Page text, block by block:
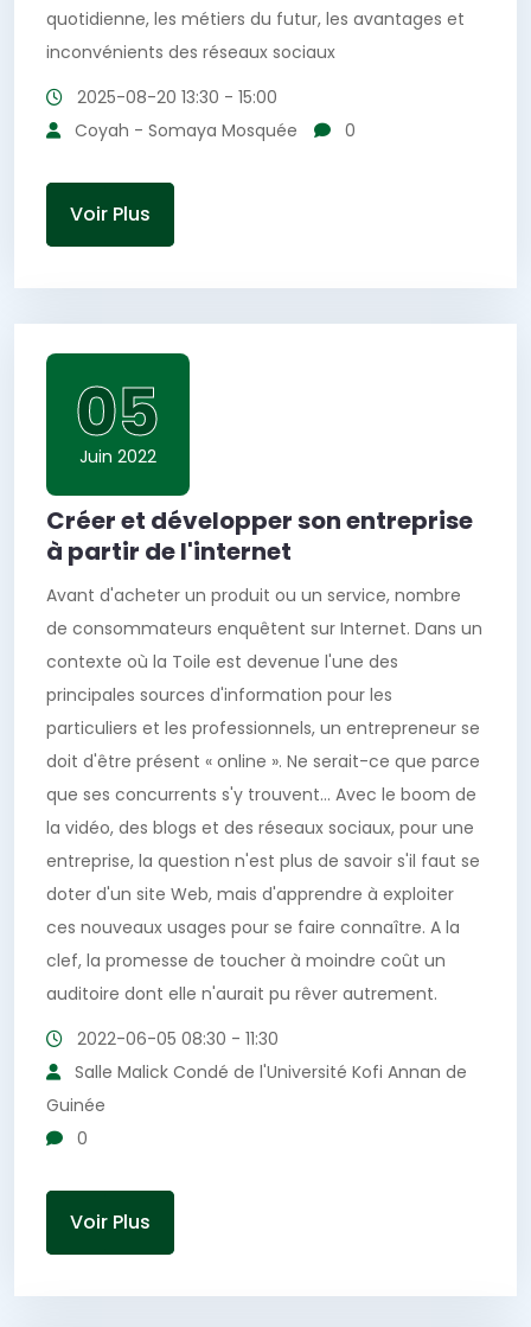
quotidienne, les métiers du futur, les avantages et
inconvénients des réseaux sociaux
2025-08-20 13:30 - 15:00
Coyah - Somaya Mosquée
0
Voir Plus
05
Juin 2022
Créer et développer son entreprise
à partir de l'internet
Avant d'acheter un produit ou un service, nombre
de consommateurs enquêtent sur Internet. Dans un
contexte où la Toile est devenue l'une des
principales sources d'information pour les
particuliers et les professionnels, un entrepreneur se
doit d'être présent « online ». Ne serait-ce que parce
que ses concurrents s'y trouvent… Avec le boom de
la vidéo, des blogs et des réseaux sociaux, pour une
entreprise, la question n'est plus de savoir s'il faut se
doter d'un site Web, mais d'apprendre à exploiter
ces nouveaux usages pour se faire connaître. A la
clef, la promesse de toucher à moindre coût un
auditoire dont elle n'aurait pu rêver autrement.
2022-06-05 08:30 - 11:30
Salle Malick Condé de l'Université Kofi Annan de
Guinée
0
Voir Plus